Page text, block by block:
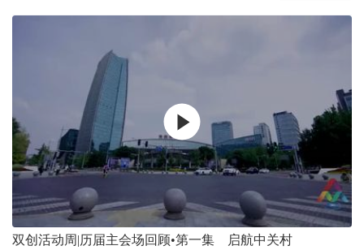
双创活动周|历届主会场回顾•第一集 启航中关村